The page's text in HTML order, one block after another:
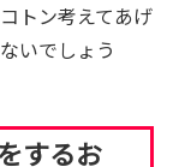
トン考えてあげ
いでしょう
するお